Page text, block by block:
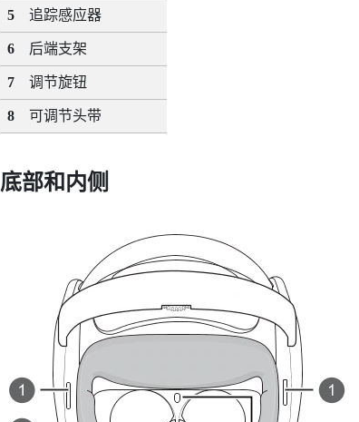
5 追踪感应器
6 后端支架
7 调节旋钮
8 可调节头带
底部和内侧